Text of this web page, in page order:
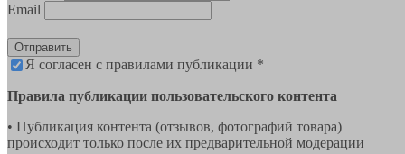
Email
Отправить
Я согласен с правилами публикации *
Правила публикации пользовательского контента
• Публикация контента (отзывов, фотографий товара)
происходит только после их предварительной модерации